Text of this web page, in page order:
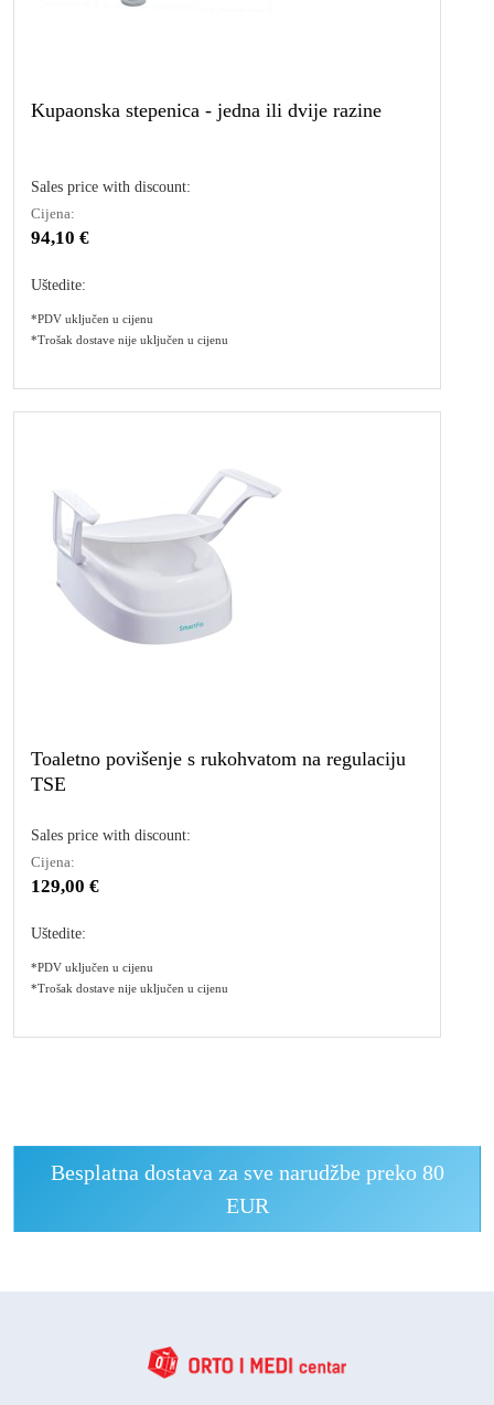
Kupaonska stepenica - jedna ili dvije razine
Sales price with discount:
Cijena:
94,10 €
Uštedite:
*PDV uključen u cijenu
*Trošak dostave nije uključen u cijenu
Toaletno povišenje s rukohvatom na regulaciju
TSE
Sales price with discount:
Cijena:
129,00 €
Uštedite:
*PDV uključen u cijenu
*Trošak dostave nije uključen u cijenu
Besplatna dostava za sve narudžbe preko 80
EUR